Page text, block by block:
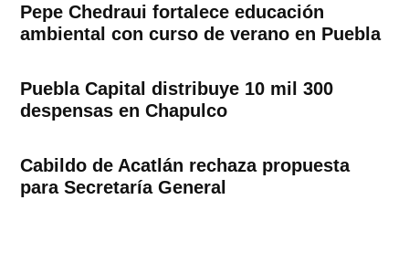
Pepe Chedraui fortalece educación
ambiental con curso de verano en Puebla
Puebla Capital distribuye 10 mil 300
despensas en Chapulco
Cabildo de Acatlán rechaza propuesta
para Secretaría General